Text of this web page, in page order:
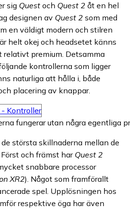
sig Quest och Quest 2 åt en hel
designen av Quest 2 som med
en väldigt modern och stilren
helt okej och headsetet känns
premium. Detsamma
kontrollerna som ligger
naturliga att hålla i, både
placering av knappar.
fungerar utan några egentliga
största skillnaderna mellan de
och främst har Quest 2
snabbare processor
XR2). Något som framförallt
spel. Upplösningen hos
respektive öga har även